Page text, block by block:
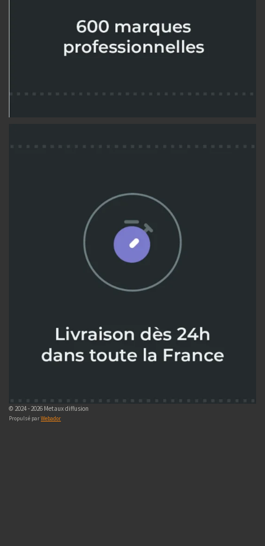
© 2024 - 2026 Metaux diffusion
Propulsé parWebador